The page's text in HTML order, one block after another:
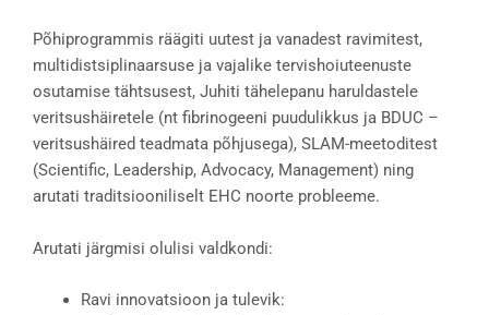
Põhiprogrammis räägiti uutest ja vanadest ravimitest,
multidistsiplinaarsuse ja vajalike tervishoiuteenuste
osutamise tähtsusest, Juhiti tähelepanu haruldastele
veritsushäiretele (nt fibrinogeeni puudulikkus ja BDUC –
veritsushäired teadmata põhjusega), SLAM-meetoditest
(Scientific, Leadership, Advocacy, Management) ning
arutati traditsiooniliselt EHC noorte probleeme.
Arutati järgmisi olulisi valdkondi:
Ravi innovatsioon ja tulevik: